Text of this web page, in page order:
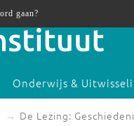
Onderwijs &
De Lezing:
gaan?